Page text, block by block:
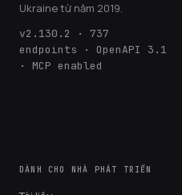
Ukraine từ năm 2019.
v2.130.2 · 737
endpoints · OpenAPI 3.1
· MCP enabled
DÀNH CHO NHÀ PHÁT TRIỂN